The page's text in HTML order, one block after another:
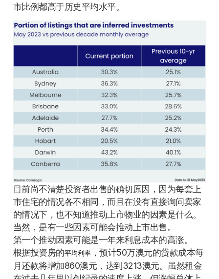
市比例都高于历史平均水平。
目前尚不清楚投资者出售的确切原因，因为每套上
市住宅的情况各不相同，而且在没有直接询问卖家
的情况下，也不知道推动上市物业的因素是什么。
当然，是有一些因素可能会推动上市出售。
第一个推动因素可能是一年来利息成本的高涨。
根据投资房的平均利率，预计50万澳元的贷款成本每
月还款将增加860澳元，达到3213澳元。虽然租金